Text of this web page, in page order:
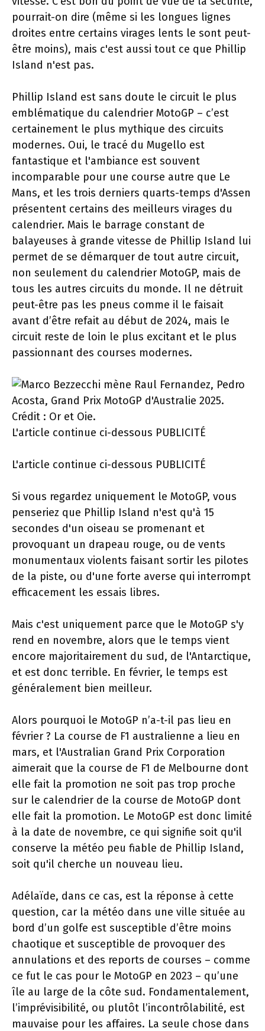
pourrait-on dire (même si les longues lignes
droites entre certains virages lents le sont peut-
être moins), mais c'est aussi tout ce que Phillip
Island n'est pas.
Phillip Island est sans doute le circuit le plus
emblématique du calendrier MotoGP – c’est
certainement le plus mythique des circuits
modernes. Oui, le tracé du Mugello est
fantastique et l'ambiance est souvent
incomparable pour une course autre que Le
Mans, et les trois derniers quarts-temps d'Assen
présentent certains des meilleurs virages du
calendrier. Mais le barrage constant de
balayeuses à grande vitesse de Phillip Island lui
permet de se démarquer de tout autre circuit,
non seulement du calendrier MotoGP, mais de
tous les autres circuits du monde. Il ne détruit
peut-être pas les pneus comme il le faisait
avant d’être refait au début de 2024, mais le
circuit reste de loin le plus excitant et le plus
passionnant des courses modernes.
L'article continue ci-dessous PUBLICITÉ
L'article continue ci-dessous PUBLICITÉ
Si vous regardez uniquement le MotoGP, vous
penseriez que Phillip Island n'est qu'à 15
secondes d'un oiseau se promenant et
provoquant un drapeau rouge, ou de vents
monumentaux violents faisant sortir les pilotes
de la piste, ou d'une forte averse qui interrompt
efficacement les essais libres.
Mais c'est uniquement parce que le MotoGP s'y
rend en novembre, alors que le temps vient
encore majoritairement du sud, de l'Antarctique,
et est donc terrible. En février, le temps est
généralement bien meilleur.
Alors pourquoi le MotoGP n’a-t-il pas lieu en
février ? La course de F1 australienne a lieu en
mars, et l'Australian Grand Prix Corporation
aimerait que la course de F1 de Melbourne dont
elle fait la promotion ne soit pas trop proche
sur le calendrier de la course de MotoGP dont
elle fait la promotion. Le MotoGP est donc limité
à la date de novembre, ce qui signifie soit qu'il
conserve la météo peu fiable de Phillip Island,
soit qu'il cherche un nouveau lieu.
Adélaïde, dans ce cas, est la réponse à cette
question, car la météo dans une ville située au
bord d’un golfe est susceptible d’être moins
chaotique et susceptible de provoquer des
annulations et des reports de courses – comme
ce fut le cas pour le MotoGP en 2023 – qu’une
île au large de la côte sud. Fondamentalement,
l’imprévisibilité, ou plutôt l’incontrôlabilité, est
mauvaise pour les affaires. La seule chose dans